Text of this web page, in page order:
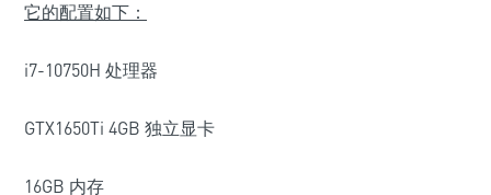
它的配置如下：
i7-10750H 处理器
GTX1650Ti 4GB 独立显卡
16GB 内存